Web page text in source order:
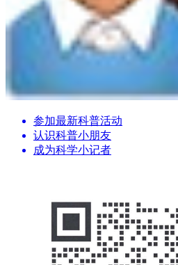
参加最新科普活动
认识科普小朋友
成为科学小记者